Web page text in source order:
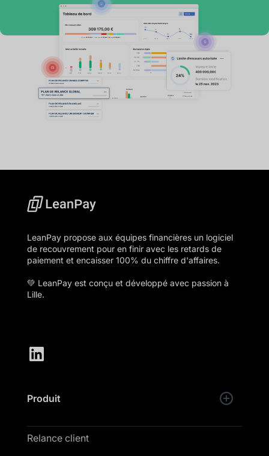
LeanPay propose aux équipes financières un logiciel
de recouvrement pour en finir avec les retards de
paiement et encaisser 100% du chiffre d'affaires.
💚 LeanPay est conçu et développé avec passion à
Lille.
Produit
Relance client